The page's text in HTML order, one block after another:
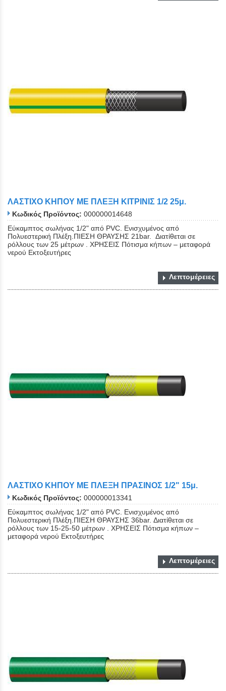
ΛΑΣΤΙΧΟ ΚΗΠΟΥ ΜΕ ΠΛΕΞΗ ΚΙΤΡΙΝΙΣ 1/2 25μ.
Κωδικός Προϊόντος: 000000014648
Εύκαμπτος σωλήνας 1/2" από PVC. Eνισχυμένος από
Πολυεστερική Πλέξη.ΠΙΕΣΗ ΘΡΑΥΣΗΣ 21bar. Διατίθεται σε
ρόλλους των 25 μέτρων . ΧΡΗΣΕΙΣ Πότισμα κήπων – μεταφορά
νερού Εκτοξευτήρες
Λεπτομέρειες
ΛΑΣΤΙΧΟ ΚΗΠΟΥ ΜΕ ΠΛΕΞΗ ΠΡΑΣΙΝΟΣ 1/2" 15μ.
Κωδικός Προϊόντος: 000000013341
Εύκαμπτος σωλήνας 1/2" από PVC. Eνισχυμένος από
Πολυεστερική Πλέξη.ΠΙΕΣΗ ΘΡΑΥΣΗΣ 36bar. Διατίθεται σε
ρόλλους των 15-25-50 μέτρων . ΧΡΗΣΕΙΣ Πότισμα κήπων –
μεταφορά νερού Εκτοξευτήρες
Λεπτομέρειες